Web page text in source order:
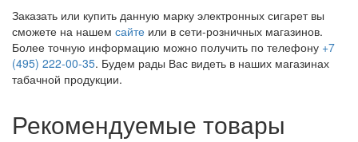
Заказать или купить данную марку электронных сигарет вы
сможете на нашем сайте или в сети-розничных магазинов.
Более точную информацию можно получить по телефону +7
(495) 222-00-35. Будем рады Вас видеть в наших магазинах
табачной продукции.
Рекомендуемые товары